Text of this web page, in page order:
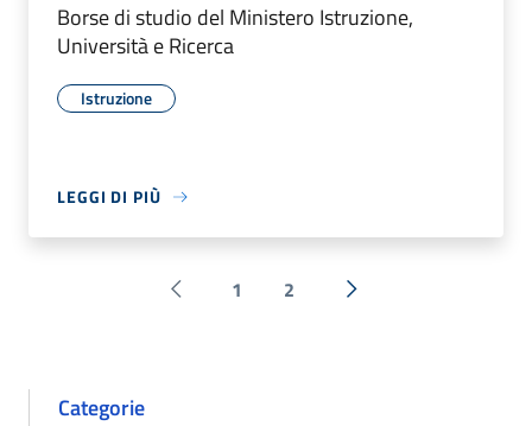
Borse di studio del Ministero Istruzione,
Università e Ricerca
Istruzione
LEGGI DI PIÙ
Pagina precedente
1 2 Successiva »
Categorie